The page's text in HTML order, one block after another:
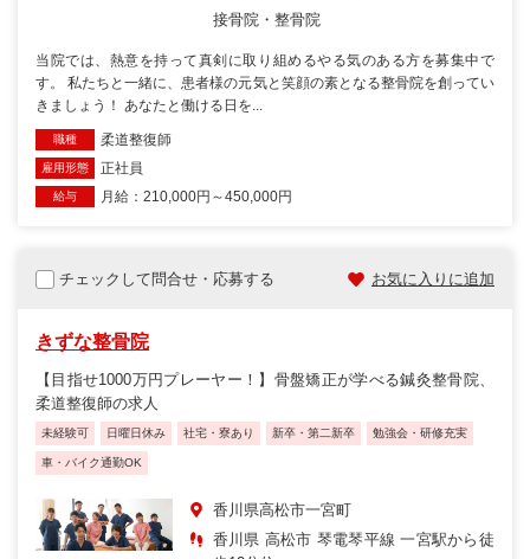
接骨院・整骨院
当院では、熱意を持って真剣に取り組めるやる気のある方を募集中で
す。 私たちと一緒に、患者様の元気と笑顔の素となる整骨院を創ってい
きましょう！ あなたと働ける日を...
職種 柔道整復師
雇用形態 正社員
給与 月給：210,000円～450,000円
チェックして問合せ・応募する お気に入りに追加
きずな整骨院
【目指せ1000万円プレーヤー！】骨盤矯正が学べる鍼灸整骨院、
柔道整復師の求人
未経験可 日曜日休み 社宅・寮あり 新卒・第二新卒 勉強会・研修充実
車・バイク通勤OK
香川県高松市一宮町
香川県 高松市 琴電琴平線 一宮駅から徒